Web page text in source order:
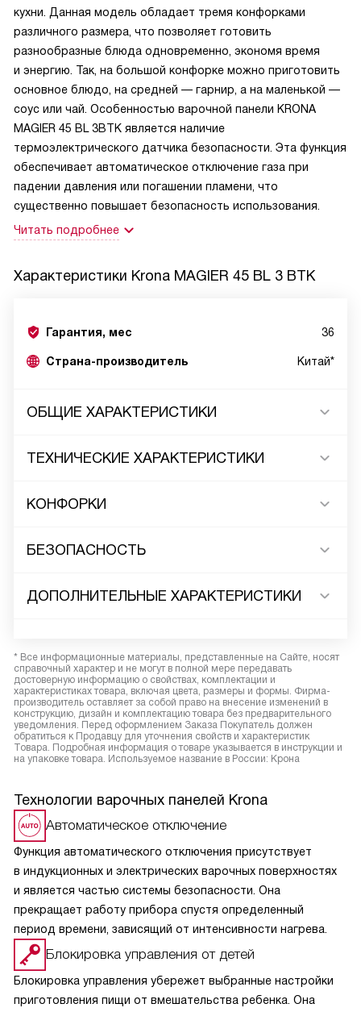
кухни. Данная модель обладает тремя конфорками
различного размера, что позволяет готовить
разнообразные блюда одновременно, экономя время
и энергию. Так, на большой конфорке можно приготовить
основное блюдо, на средней — гарнир, а на маленькой —
соус или чай. Особенностью варочной панели KRONA
MAGIER 45 BL 3BTK является наличие
термоэлектрического датчика безопасности. Эта функция
обеспечивает автоматическое отключение газа при
падении давления или погашении пламени, что
существенно повышает безопасность использования.
Читать подробнее
Характеристики Krona MAGIER 45 BL 3 BTK
Гарантия, мес 36
Страна-производитель Китай*
ОБЩИЕ ХАРАКТЕРИСТИКИ
ТЕХНИЧЕСКИЕ ХАРАКТЕРИСТИКИ
КОНФОРКИ
БЕЗОПАСНОСТЬ
ДОПОЛНИТЕЛЬНЫЕ ХАРАКТЕРИСТИКИ
* Все информационные материалы, представленные на Сайте, носят
справочный характер и не могут в полной мере передавать
достоверную информацию о свойствах, комплектации и
характеристиках товара, включая цвета, размеры и формы. Фирма-
производитель оставляет за собой право на внесение изменений в
конструкцию, дизайн и комплектацию товара без предварительного
уведомления. Перед оформлением Заказа Покупатель должен
обратиться к Продавцу для уточнения свойств и характеристик
Товара. Подробная информация о товаре указывается в инструкции и
на упаковке товара. Используемое название в России: Крона
Технологии варочных панелей Krona
Автоматическое отключение
Функция автоматического отключения присутствует
в индукционных и электрических варочных поверхностях
и является частью системы безопасности. Она
прекращает работу прибора спустя определенный
период времени, зависящий от интенсивности нагрева.
Блокировка управления от детей
Блокировка управления убережет выбранные настройки
приготовления пищи от вмешательства ребенка. Она